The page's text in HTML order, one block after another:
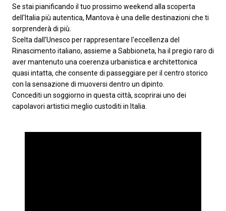
Se stai pianificando il tuo prossimo weekend alla scoperta
dell'Italia più autentica, Mantova è una delle destinazioni che ti
sorprenderà di più.
Scelta dall'Unesco per rappresentare l'eccellenza del
Rinascimento italiano, assieme a Sabbioneta, ha il pregio raro di
aver mantenuto una coerenza urbanistica e architettonica
quasi intatta, che consente di passeggiare per il centro storico
con la sensazione di muoversi dentro un dipinto.
Concediti un soggiorno in questa città, scoprirai uno dei
capolavori artistici meglio custoditi in Italia.